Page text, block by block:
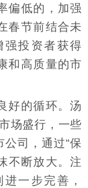
偏低的，加强
春节前结合未
强投资者获得
和高质量的市
好的循环。汤
场盛行，一些
司，通过“保
不断放大。注
一步完善，